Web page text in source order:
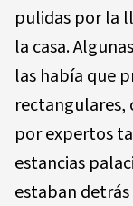
pulidas por la
la casa.
las había que
rectangulares,
por expertos
estancias
estaban detrás